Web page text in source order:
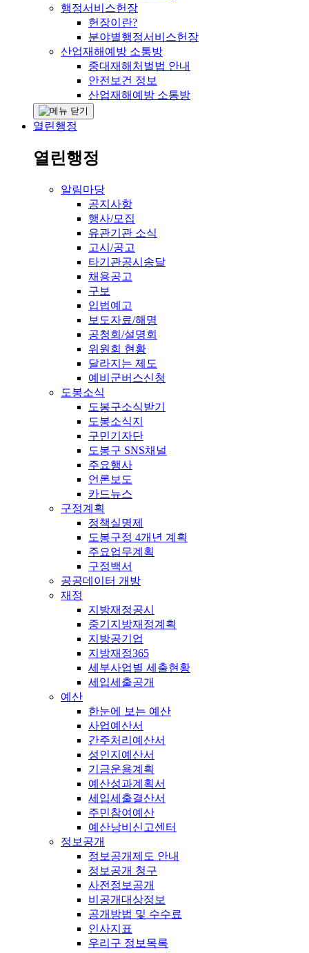
행정서비스헌장
헌장이란?
분야별행정서비스헌장
산업재해예방 소통방
중대재해처벌법 안내
안전보건 정보
산업재해예방 소통방
열린행정
열린행정
알림마당
공지사항
행사/모집
유관기관 소식
고시/공고
타기관공시송달
채용공고
구보
입법예고
보도자료/해명
공청회/설명회
위원회 현황
달라지는 제도
예비군버스신청
도봉소식
도봉구소식받기
도봉소식지
구민기자단
도봉구 SNS채널
주요행사
언론보도
카드뉴스
구정계획
정책실명제
도봉구정 4개년 계획
주요업무계획
구정백서
공공데이터 개방
재정
지방재정공시
중기지방재정계획
지방공기업
지방재정365
세부사업별 세출현황
세입세출공개
예산
한눈에 보는 예산
사업예산서
간주처리예산서
성인지예산서
기금운용계획
예산성과계획서
세입세출결산서
주민참여예산
예산낭비신고센터
정보공개
정보공개제도 안내
정보공개 청구
사전정보공개
비공개대상정보
공개방법 및 수수료
인사지표
우리구 정보목록